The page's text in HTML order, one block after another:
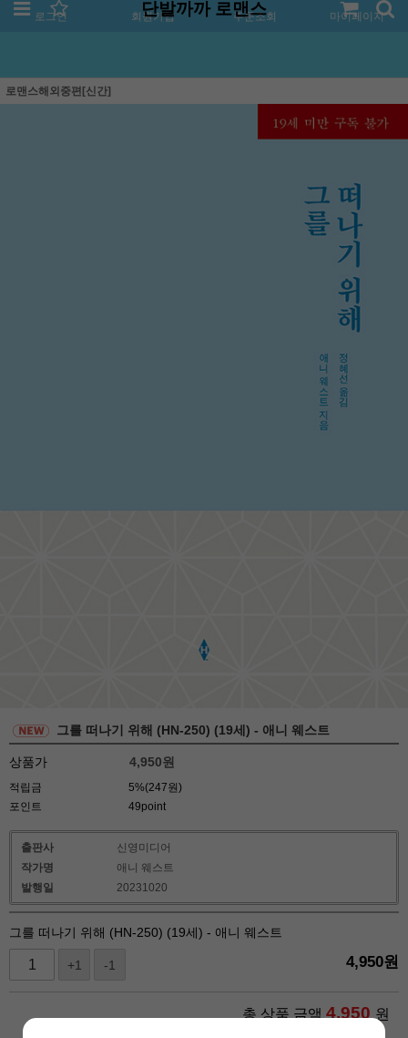
로그인 회원가입 주문조회 마이페이지
단발까까 로맨스
로맨스해외중편[신간]
그를 떠나기 위해 (HN-250) (19세) - 애니 웨스트
상품가 4,950원
적립금
5%(247원)
포인트
49point
출판사
신영미디어
작가명
애니 웨스트
발행일
20231020
그를 떠나기 위해 (HN-250) (19세) - 애니 웨스트
+1 -1 4,950원
총 상품 금액 4,950 원